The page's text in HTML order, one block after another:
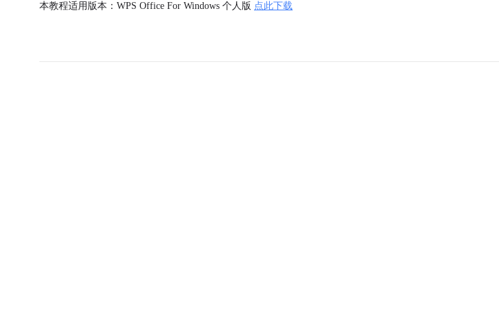
本教程适用版本：WPS Office For Windows 个人版 点此下载